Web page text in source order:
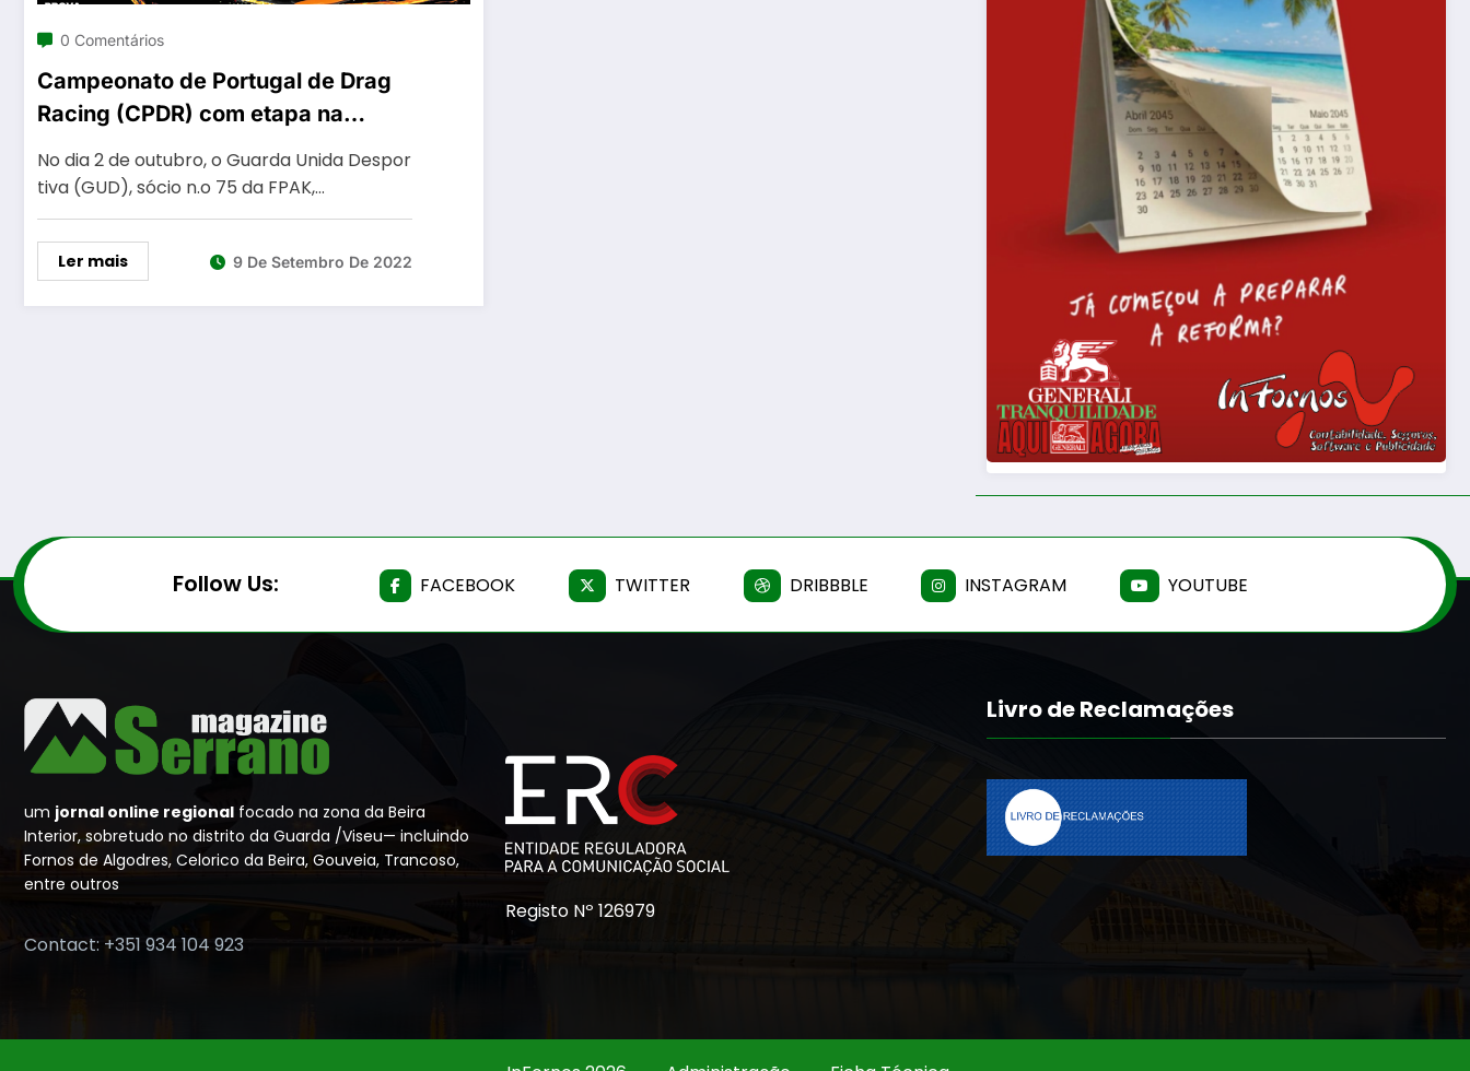
0 Comentários
Campeonato de Portugal de Drag
Racing (CPDR) com etapa na
Guarda
No dia 2 de outubro, o Guarda Unida Despor
tiva (GUD), sócio n.o 75 da FPAK,…
Ler mais 9 De Setembro De 2022
Follow Us: FACEBOOK TWITTER DRIBBBLE INSTAGRAM YOUTUBE
um jornal online regional focado na zona da Beira
Interior, sobretudo no distrito da Guarda /Viseu— incluindo
Fornos de Algodres, Celorico da Beira, Gouveia, Trancoso,
entre outros
Contact: +351 934 104 923
Registo Nº 126979
Livro de Reclamações